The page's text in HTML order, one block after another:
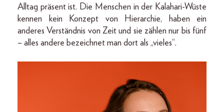
Alltag präsent ist. Die Menschen in der Kalahari-Wüste
kennen kein Konzept von Hierarchie, haben ein
anderes Verständnis von Zeit und sie zählen nur bis fünf
– alles andere bezeichnet man dort als „vieles“.